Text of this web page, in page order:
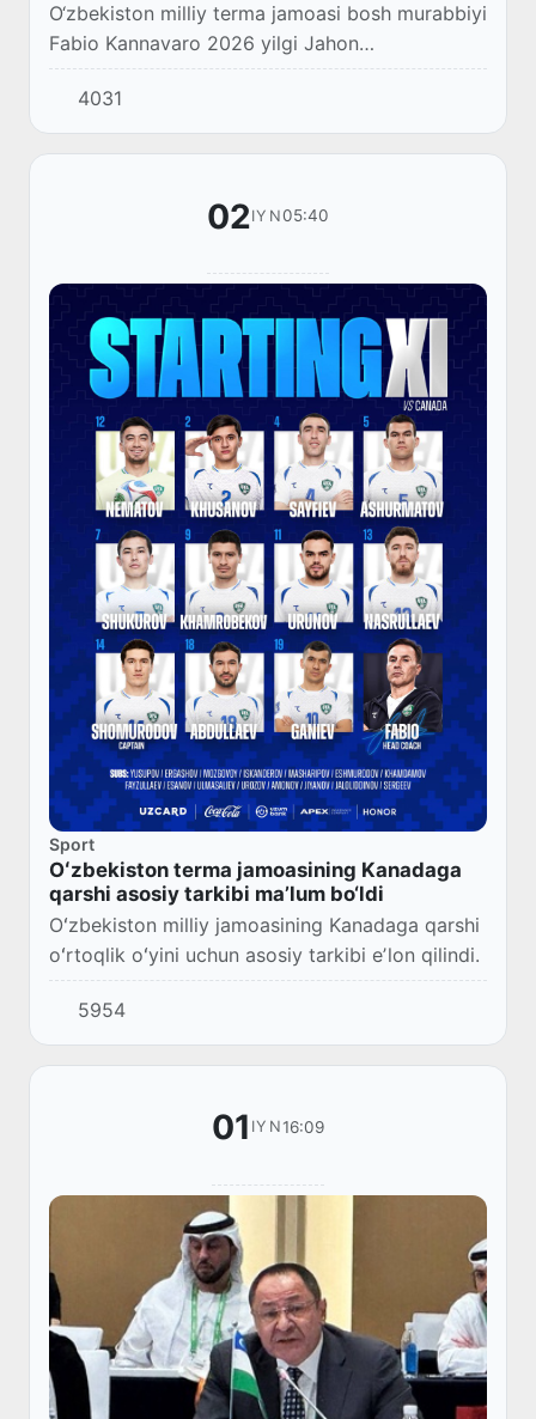
O‘zbekiston milliy terma jamoasi bosh murabbiyi
Fabio Kannavaro 2026 yilgi Jahon
chempionatida ishtirok etadigan 26 nafar
futbolchidan iborat yakuniy ro‘yxatni ma’lum
qildi.
4031
02IYN05:40
Sport
Oʻzbekiston terma jamoasining Kanadaga
qarshi asosiy tarkibi maʼlum bo‘ldi
Oʻzbekiston milliy jamoasining Kanadaga qarshi
oʻrtoqlik oʻyini uchun asosiy tarkibi eʼlon qilindi.
5954
01 IYN16:09